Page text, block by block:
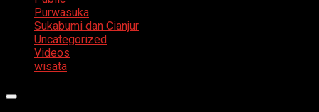
Purwasuka
Sukabumi dan Cianjur
Uncategorized
Videos
wisata
Primary